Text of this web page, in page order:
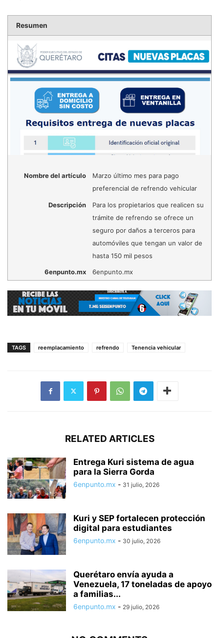
Resumen
Nombre del artículo
Marzo último mes para pago
preferencial de refrendo vehicular
Descripción
Para los propietarios que realicen su
trámite de refrendo se ofrece un
seguro por daños a terceros para
automóviles que tengan un valor de
hasta 150 mil pesos
6enpunto.mx 6enpunto.mx
TAGS reemplacamiento refrendo Tenencia vehicular
RELATED ARTICLES
Entrega Kuri sistema de agua
para la Sierra Gorda
6enpunto.mx - 31 julio, 2026
Kuri y SEP fortalecen protección
digital para estudiantes
6enpunto.mx - 30 julio, 2026
Querétaro envía ayuda a
Venezuela, 17 toneladas de apoyo
a familias...
6enpunto.mx - 29 julio, 2026